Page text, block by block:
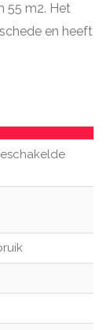
55 m2. Het
en heeft